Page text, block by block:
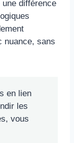
différence
nuance, sans
en lien
les
vous